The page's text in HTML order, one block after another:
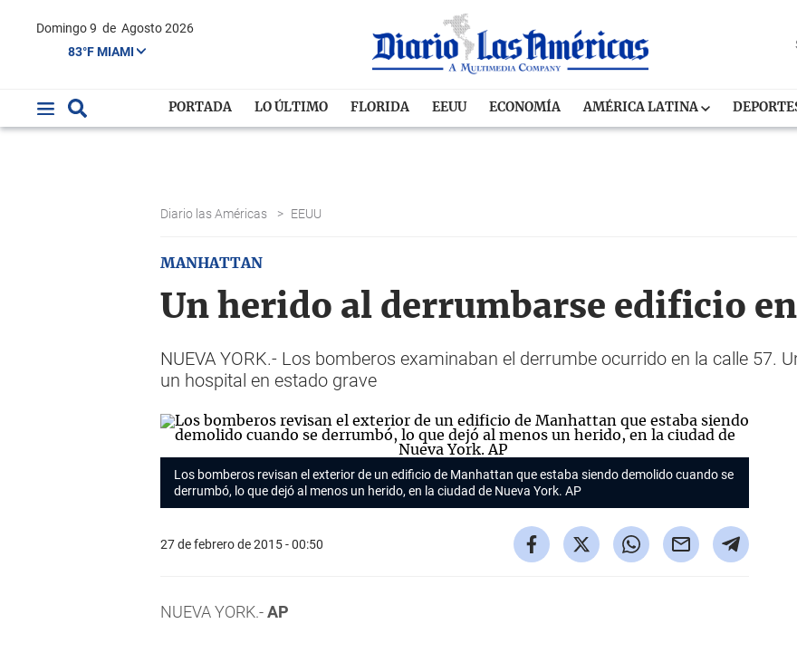
Domingo 9 de Agosto 2026
83°F MIAMI
PORTADA LO ÚLTIMO FLORIDA EEUU ECONOMÍA AMÉRICA LATINA
Diario las Américas > EEUU
MANHATTAN
Un herido al derrumbarse edificio
NUEVA YORK.- Los bomberos examinaban el derrumbe ocurrido en la calle 57.
un hospital en estado grave
Los bomberos revisan el exterior de un edificio de Manhattan que estaba siendo demolido cuando se
derrumbó, lo que dejó al menos un herido, en la ciudad de Nueva York. AP
27 de febrero de 2015 - 00:50
NUEVA YORK.-AP